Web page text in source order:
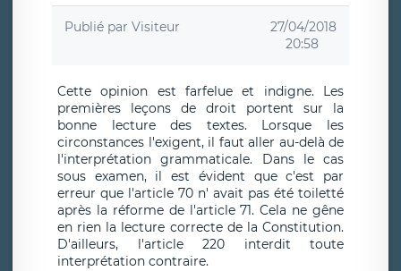
Publié par Visiteur
27/04/2018
20:58
Cette opinion est farfelue et indigne. Les
premières leçons de droit portent sur la
bonne lecture des textes. Lorsque les
circonstances l'exigent, il faut aller au-delà de
l'interprétation grammaticale. Dans le cas
sous examen, il est évident que c'est par
erreur que l'article 70 n' avait pas été toiletté
après la réforme de l'article 71. Cela ne gêne
en rien la lecture correcte de la Constitution.
D'ailleurs, l'article 220 interdit toute
interprétation contraire.